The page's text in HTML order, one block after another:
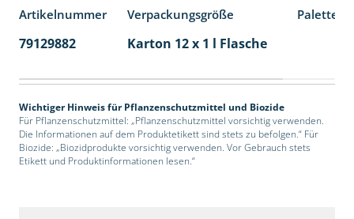
Artikelnummer Verpackungsgröße
79129882 Karton 12 x 1 l Flasche
Wichtiger Hinweis für Pflanzenschutzmittel und Biozide
Für Pflanzenschutzmittel: „Pflanzenschutzmittel vorsichtig verwenden.
Die Informationen auf dem Produktetikett sind stets zu befolgen.“ Für
Biozide: „Biozidprodukte vorsichtig verwenden. Vor Gebrauch stets
Etikett und Produktinformationen lesen.“